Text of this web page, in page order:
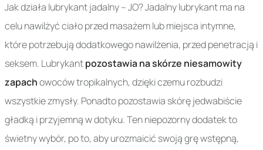
Jak działa lubrykant jadalny – JO? Jadalny lubrykant ma na
celu nawilżyć ciało przed masażem lub miejsca intymne,
które potrzebują dodatkowego nawilżenia, przed penetracją i
seksem. Lubrykantpozostawia na skórze niesamowity
zapachowoców tropikalnych, dzięki czemu rozbudzi
wszystkie zmysły. Ponadto pozostawia skórę jedwabiście
gładką i przyjemną w dotyku. Ten niepozorny dodatek to
świetny wybór, po to, aby urozmaicić swoją grę wstępną,